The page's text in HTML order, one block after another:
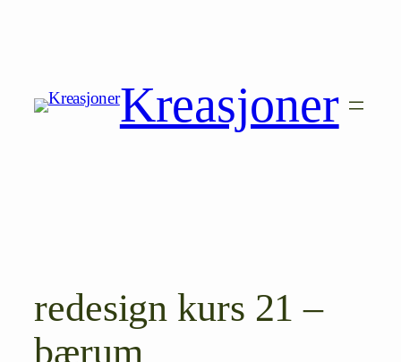
Kreasjoner
redesign kurs 21 –
bærum